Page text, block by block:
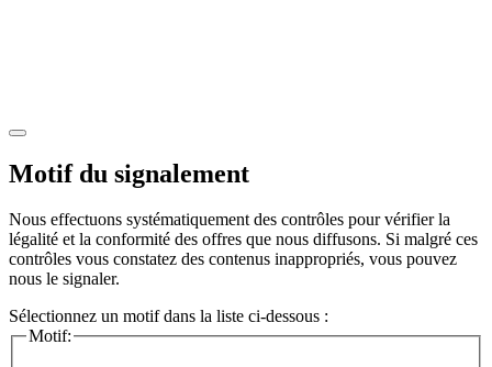
Motif du signalement
Nous effectuons systématiquement des contrôles pour vérifier la
légalité et la conformité des offres que nous diffusons. Si malgré ces
contrôles vous constatez des contenus inappropriés, vous pouvez
nous le signaler.
Sélectionnez un motif dans la liste ci-dessous :
Motif: